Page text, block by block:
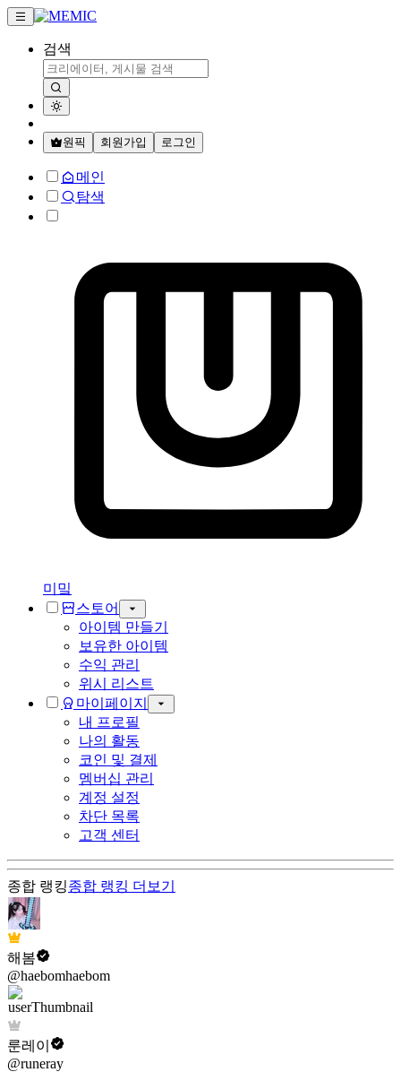
검색
원픽 회원가입 로그인
메인
탐색
미밐
스토어
아이템 만들기
보유한 아이템
수익 관리
위시 리스트
마이페이지
내 프로필
나의 활동
코인 및 결제
멤버십 관리
계정 설정
차단 목록
고객 센터
종합 랭킹종합 랭킹 더보기
해봄
@haebomhaebom
룬레이
@runeray